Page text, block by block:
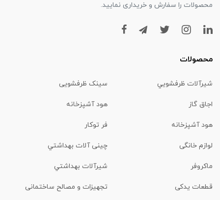
محصولات را سفارش و خریداری نمایید.
محصولات
شیرآلات ظرفشويي سینک ظرفشویی
اجاق گاز هود آشپزخانه
هود آشپزخانه فر توکار
لوازم خانگی چینی آلات بهداشتي
ماكروفر شیرآلات بهداشتي
قطعات یدکی تجهیزات و مصالح ساختمانی